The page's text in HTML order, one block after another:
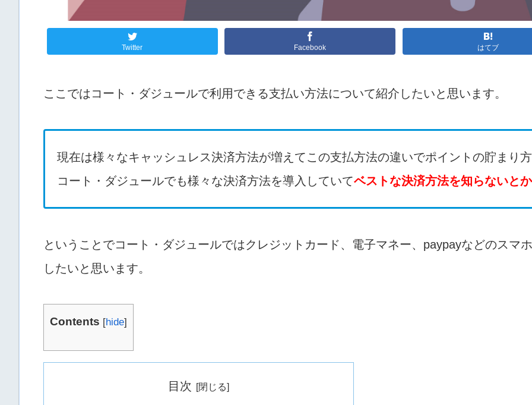
Twitter Facebook はてブ
ここではコート・ダジュールで利用できる支払い方法について紹介したいと思います。
現在は様々なキャッシュレス決済方法が増えてこの支払方法の違いでポイントの貯まり
コート・ダジュールでも様々な決済方法を導入していてベストな決済方法を知らないと
ということでコート・ダジュールではクレジットカード、電子マネー、paypayなどのスマ
したいと思います。
Contents [hide]
目次